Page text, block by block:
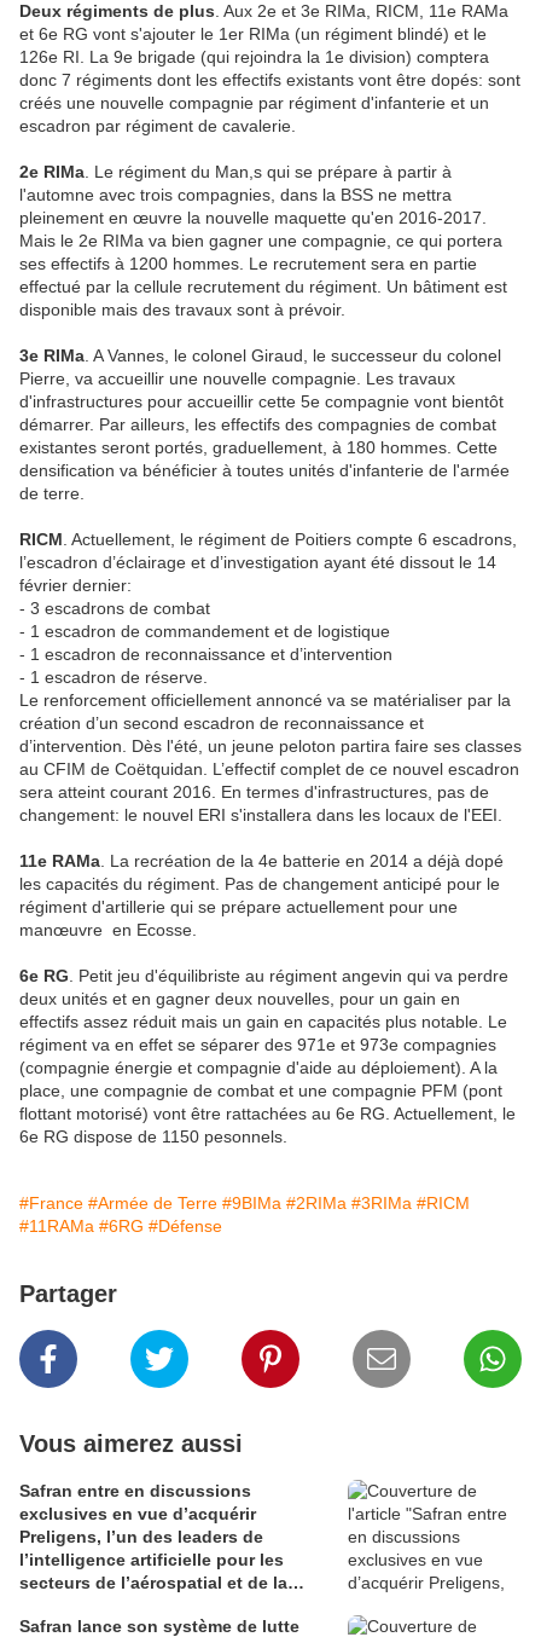
Deux régiments de plus . Aux 2e et 3e RIMa, RICM, 11e RAMa
et 6e RG vont s'ajouter le 1er RIMa (un régiment blindé) et le
126e RI. La 9e brigade (qui rejoindra la 1e division) comptera
donc 7 régiments dont les effectifs existants vont être dopés: sont
créés une nouvelle compagnie par régiment d'infanterie et un
escadron par régiment de cavalerie.
2e RIMa . Le régiment du Man,s qui se prépare à partir à
l'automne avec trois compagnies, dans la BSS ne mettra
pleinement en œuvre la nouvelle maquette qu'en 2016-2017.
Mais le 2e RIMa va bien gagner une compagnie, ce qui portera
ses effectifs à 1200 hommes. Le recrutement sera en partie
effectué par la cellule recrutement du régiment. Un bâtiment est
disponible mais des travaux sont à prévoir.
3e RIMa . A Vannes, le colonel Giraud, le successeur du colonel
Pierre, va accueillir une nouvelle compagnie. Les travaux
d'infrastructures pour accueillir cette 5e compagnie vont bientôt
démarrer. Par ailleurs, les effectifs des compagnies de combat
existantes seront portés, graduellement, à 180 hommes. Cette
densification va bénéficier à toutes unités d'infanterie de l'armée
de terre.
RICM . Actuellement, le régiment de Poitiers compte 6 escadrons,
l’escadron d’éclairage et d’investigation ayant été dissout le 14
février dernier:
- 3 escadrons de combat
- 1 escadron de commandement et de logistique
- 1 escadron de reconnaissance et d’intervention
- 1 escadron de réserve.
Le renforcement officiellement annoncé va se matérialiser par la
création d’un second escadron de reconnaissance et
d’intervention. Dès l'été, un jeune peloton partira faire ses classes
au CFIM de Coëtquidan. L’effectif complet de ce nouvel escadron
sera atteint courant 2016. En termes d'infrastructures, pas de
changement: le nouvel ERI s'installera dans les locaux de l'EEI.
11e RAMa . La recréation de la 4e batterie en 2014 a déjà dopé
les capacités du régiment. Pas de changement anticipé pour le
régiment d'artillerie qui se prépare actuellement pour une
manœuvre en Ecosse.
6e RG . Petit jeu d'équilibriste au régiment angevin qui va perdre
deux unités et en gagner deux nouvelles, pour un gain en
effectifs assez réduit mais un gain en capacités plus notable. Le
régiment va en effet se séparer des 971e et 973e compagnies
(compagnie énergie et compagnie d'aide au déploiement). A la
place, une compagnie de combat et une compagnie PFM (pont
flottant motorisé) vont être rattachées au 6e RG. Actuellement, le
6e RG dispose de 1150 pesonnels.
#France #Armée de Terre #9BIMa #2RIMa #3RIMa #RICM
#11RAMa #6RG #Défense
Partager
Vous aimerez aussi
Safran entre en discussions
exclusives en vue d’acquérir
Preligens, l’un des leaders de
l’intelligence artificielle pour les
secteurs de l’aérospatial et de la
Safran lance son système de lutte